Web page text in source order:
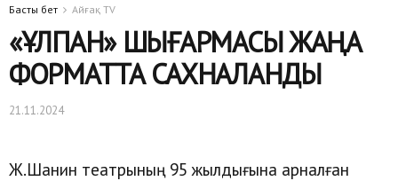
Басты бет Айғақ TV
«ҰЛПАН» ШЫҒАРМАСЫ ЖАҢА
ФОРМАТТА САХНАЛАНДЫ
21.11.2024
Ж.Шанин театрының 95 жылдығына арналған